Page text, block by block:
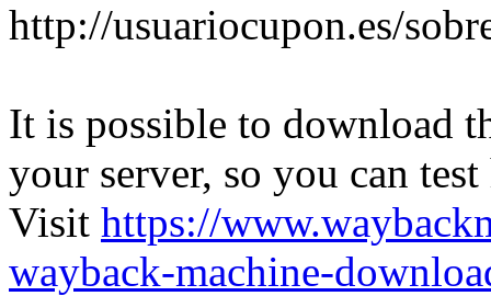
http://usuariocupon.es/
It is possible to download
your server, so you can
Visit https://
wayback-machine-